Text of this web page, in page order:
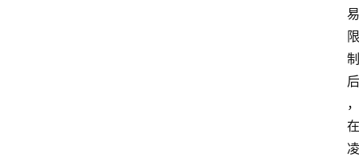
易
限
制
后
，
在
凌